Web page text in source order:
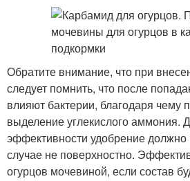
Обратите внимание, что при
следует помнить, что после
влияют бактерии, благодаря чему
выделение углекислого аммония.
эффективности удобрение должно
случае не поверхностно.
огурцов мочевиной, если состав